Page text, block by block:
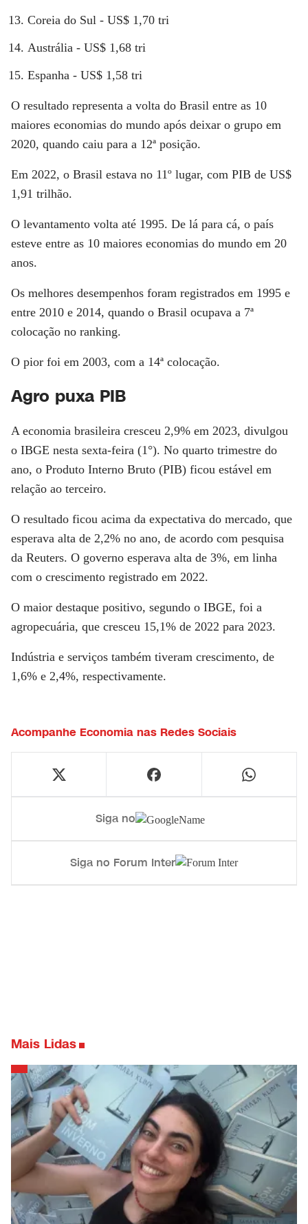
Coreia do Sul - US$ 1,70 tri
Austrália - US$ 1,68 tri
Espanha - US$ 1,58 tri
O resultado representa a volta do Brasil entre as 10
maiores economias do mundo após deixar o grupo em
2020, quando caiu para a 12ª posição.
Em 2022, o Brasil estava no 11º lugar, com PIB de US$
1,91 trilhão.
O levantamento volta até 1995. De lá para cá, o país
esteve entre as 10 maiores economias do mundo em 20
anos.
Os melhores desempenhos foram registrados em 1995 e
entre 2010 e 2014, quando o Brasil ocupava a 7ª
colocação no ranking.
O pior foi em 2003, com a 14ª colocação.
Agro puxa PIB
A economia brasileira cresceu 2,9% em 2023, divulgou
o IBGE nesta sexta-feira (1°). No quarto trimestre do
ano, o Produto Interno Bruto (PIB) ficou estável em
relação ao terceiro.
O resultado ficou acima da expectativa do mercado, que
esperava alta de 2,2% no ano, de acordo com pesquisa
da Reuters. O governo esperava alta de 3%, em linha
com o crescimento registrado em 2022.
O maior destaque positivo, segundo o IBGE, foi a
agropecuária, que cresceu 15,1% de 2022 para 2023.
Indústria e serviços também tiveram crescimento, de
1,6% e 2,4%, respectivamente.
Acompanhe Economia nas Redes Sociais
Siga no
Siga no Forum Inter
Mais Lidas